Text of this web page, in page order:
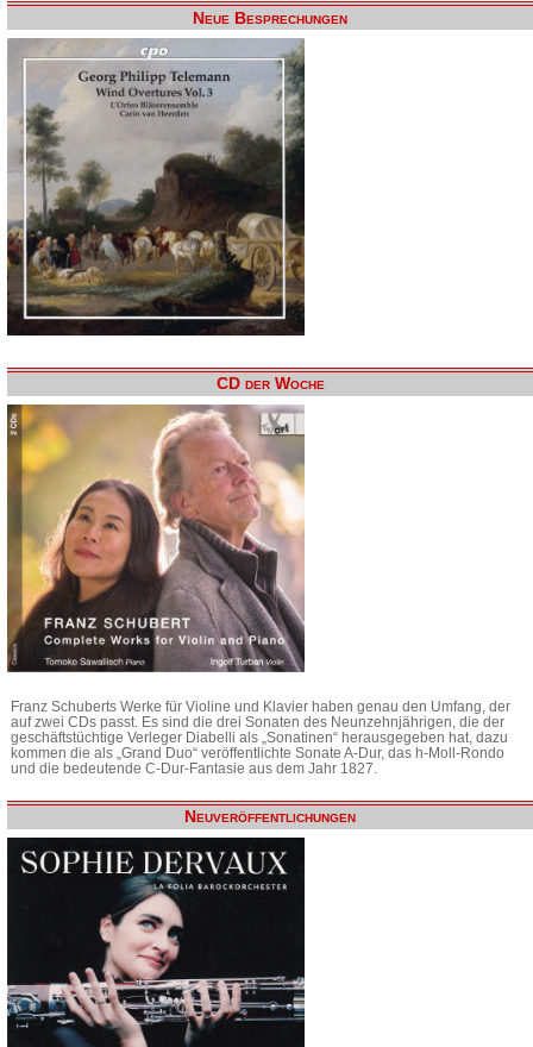
Neue Besprechungen
CD der Woche
Franz Schuberts Werke für Violine und Klavier haben genau den Umfang, der
auf zwei CDs passt. Es sind die drei Sonaten des Neunzehnjährigen, die der
geschäftstüchtige Verleger Diabelli als „Sonatinen“ herausgegeben hat, dazu
kommen die als „Grand Duo“ veröffentlichte Sonate A-Dur, das h-Moll-Rondo
und die bedeutende C-Dur-Fantasie aus dem Jahr 1827.
Neuveröffentlichungen